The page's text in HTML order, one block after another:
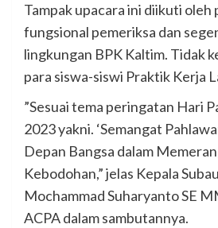
Tampak upacara ini diikuti
fungsional pemeriksa dan
lingkungan BPK Kaltim. Tidak
para siswa-siswi Praktik Kerja
”Sesuai tema peringatan Hari
2023 yakni. ‘Semangat
Depan Bangsa dalam
Kebodohan,” jelas Kepala
Mochammad Suharyanto SE
ACPA dalam sambutannya.